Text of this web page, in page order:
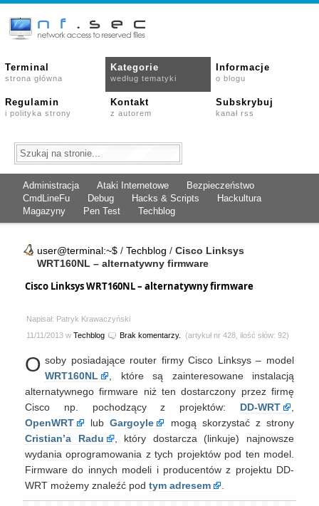
Terminal
strona główna
Kategorie
według tematyki
Informacje
o blogu
Regulamin
i polityka strony
Kontakt
z autorem
Subskrybuj
kanał rss
Administracja Ataki Internetowe
Bezpieczeństwo
CmdLineFu
Debug Hacks & Scripts
Hackultura
Magazyny
Pen Test Techblog
user@terminal:~$ / Techblog / Cisco Linksys
WRT160NL – alternatywny firmware
Cisco Linksys WRT160NL – alternatywny firmware
Napisał: Patryk Krawaczyński
11/11/2013 w Techblog Brak komentarzy. (artykuł nr 428, ilość słów: 92)
O soby posiadające router firmy Cisco Linksys – model
WRT160NL
, które są zainteresowane instalacją
alternatywnego firmware niż ten dostarczony przez firmę
Cisco np. pochodzący z projektów: DD-WRT
OpenWRT
lubGargoyle
mogą skorzystać z strony
Cristian’a Radu
, który dostarcza (linkuje) najnowsze
wydania oprogramowania z tych projektów pod ten model.
Firmware do innych modeli i producentów z projektu DD-
WRT możemy znaleźć pod tym adresem